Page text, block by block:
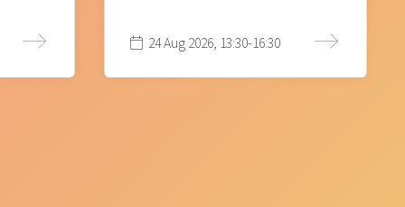
24 Aug 2026, 13:30-16:30